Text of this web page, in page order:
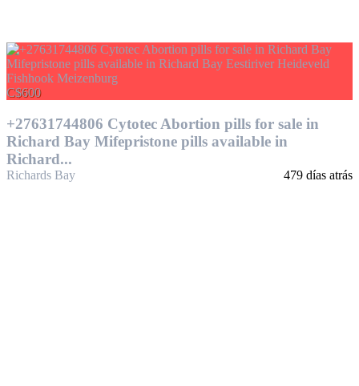
C$600
+27631744806 Cytotec Abortion pills for sale in
Richard Bay Mifepristone pills available in
Richard...
Richards Bay 479 días atrás